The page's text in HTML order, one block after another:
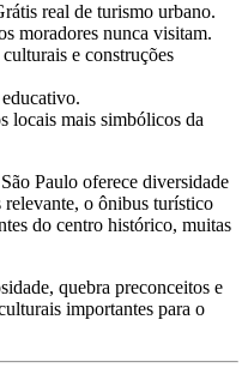
real de turismo urbano.
moradores nunca visitam.
e construções
locais mais simbólicos da
Paulo oferece diversidade
o ônibus turístico
do centro histórico, muitas
quebra preconceitos e
importantes para o